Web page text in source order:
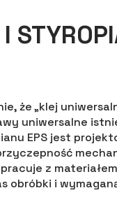
że „klej
uniwersalne
EPS jest
z
obróbki i